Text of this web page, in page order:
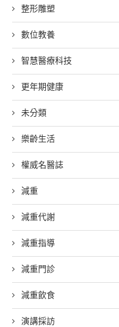
整形雕塑
數位教養
智慧醫療科技
更年期健康
未分類
樂齡生活
權威名醫誌
減重
減重代謝
減重指導
減重門診
減重飲食
演講採訪